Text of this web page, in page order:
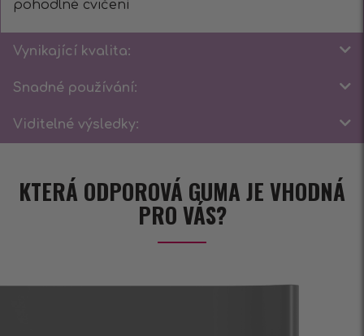
pohodlné cvičení
Vynikající kvalita:
Snadné používání:
Viditelné výsledky:
KTERÁ ODPOROVÁ GUMA JE VHODNÁ
PRO VÁS?